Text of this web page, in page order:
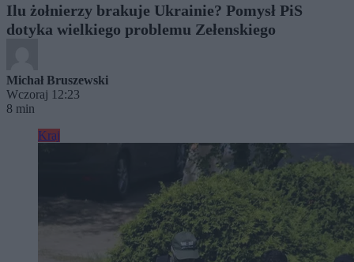
Ilu żołnierzy brakuje Ukrainie? Pomysł PiS
dotyka wielkiego problemu Zełenskiego
Michał Bruszewski
Wczoraj 12:23
8 min
Kraj